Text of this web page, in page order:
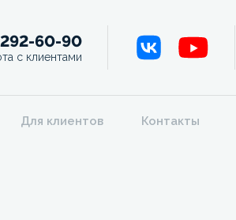
292-60-90
с клиентами
Для клиентов Контакты